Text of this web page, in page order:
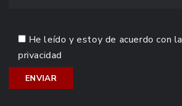
He leído y estoy de acuerdo con la
privacidad